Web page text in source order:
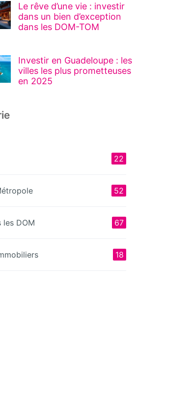
Le rêve d’une vie : investir
dans un bien d’exception
dans les DOM-TOM
Investir en Guadeloupe : les
villes les plus prometteuses
en 2025
22
52
les DOM 67
18